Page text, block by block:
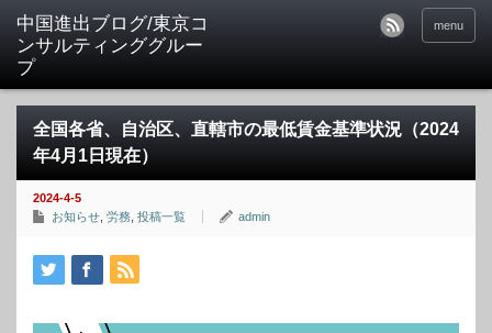
中国進出ブログ/東京コ
ンサルティンググルー
プ
menu
全国各省、自治区、直轄市の最低賃金基準状況（2024
年4月1日現在）
2024-4-5
お知らせ 労務 投稿一覧 admin